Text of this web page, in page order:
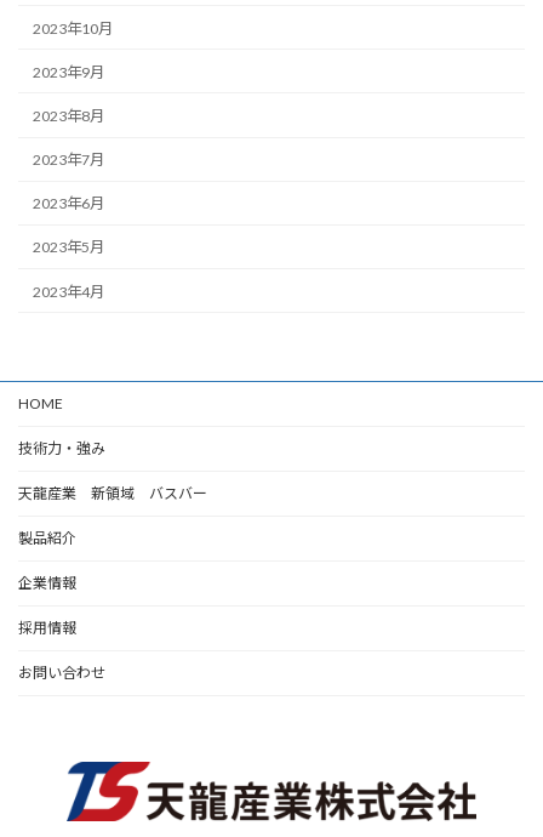
2023年10月
2023年9月
2023年8月
2023年7月
2023年6月
2023年5月
2023年4月
HOME
技術力・強み
天龍産業 新領域 バスバー
製品紹介
企業情報
採用情報
お問い合わせ